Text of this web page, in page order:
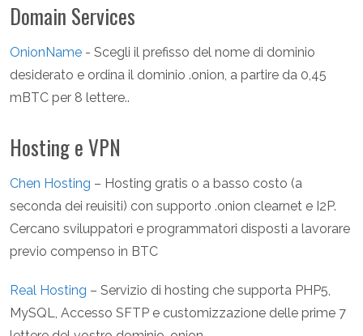
Domain Services
OnionName - Scegli il prefisso del nome di dominio
desiderato e ordina il dominio .onion, a partire da 0,45
mBTC per 8 lettere..
Hosting e VPN
Chen Hosting – Hosting gratis o a basso costo (a
seconda dei reuisiti) con supporto .onion clearnet e I2P.
Cercano sviluppatori e programmatori disposti a lavorare
previo compenso in BTC
Real Hosting – Servizio di hosting che supporta PHP5,
MySQL, Accesso SFTP e customizzazione delle prime 7